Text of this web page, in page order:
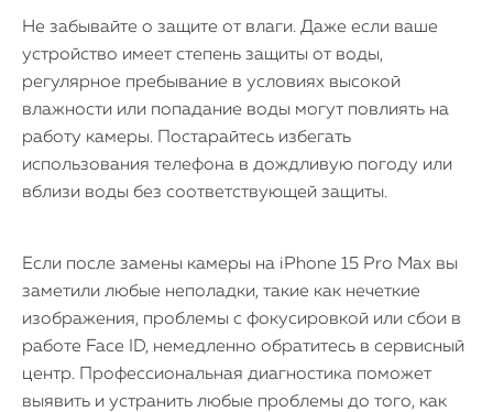
Не забывайте о защите от влаги. Даже если ваше
устройство имеет степень защиты от воды,
регулярное пребывание в условиях высокой
влажности или попадание воды могут повлиять на
работу камеры. Постарайтесь избегать
использования телефона в дождливую погоду или
вблизи воды без соответствующей защиты.
Если после замены камеры на iPhone 15 Pro Max вы
заметили любые неполадки, такие как нечеткие
изображения, проблемы с фокусировкой или сбои в
работе Face ID, немедленно обратитесь в сервисный
центр. Профессиональная диагностика поможет
выявить и устранить любые проблемы до того, как